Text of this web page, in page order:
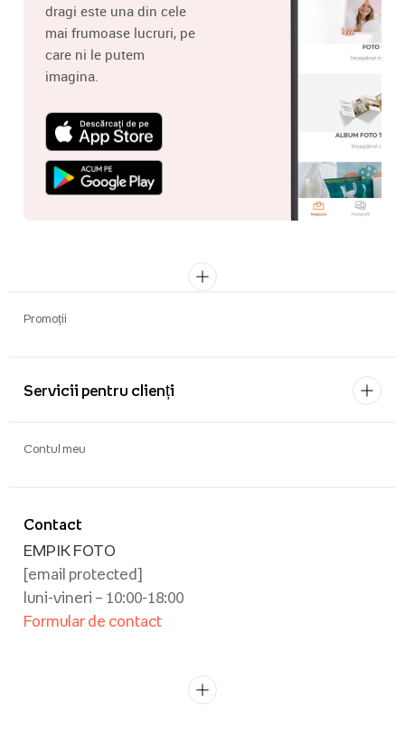
dragi este una din cele
mai frumoase lucruri, pe
care ni le putem
imagina.
Promoții
Servicii pentru clienți
Contact
EMPIK FOTO
[email protected]
luni-vineri – 10:00-18:00
Formular de contact
Contul meu